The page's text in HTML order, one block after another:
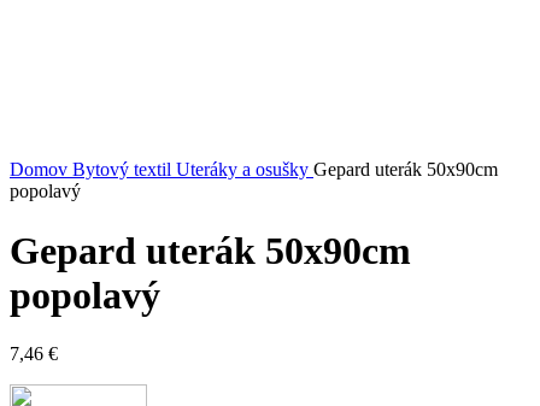
Domov Bytový textil Uteráky a osušky Gepard uterák 50x90cm
popolavý
Gepard uterák 50x90cm
popolavý
7,46 €